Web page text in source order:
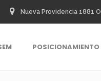
Nueva Providencia 1881
POSICIONAMIENTO